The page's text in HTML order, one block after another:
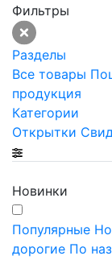
Фильтры
Разделы
Все товары
продукция
Категории
Открытки
Новинки
Популярные
дорогие По